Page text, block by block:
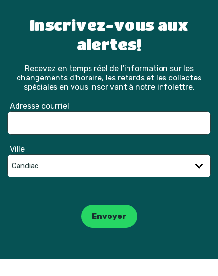
Inscrivez-vous aux
alertes!
Recevez en temps réel de l'information sur les
changements d'horaire, les retards et les collectes
spéciales en vous inscrivant à notre infolettre.
Adresse courriel
Ville
Envoyer